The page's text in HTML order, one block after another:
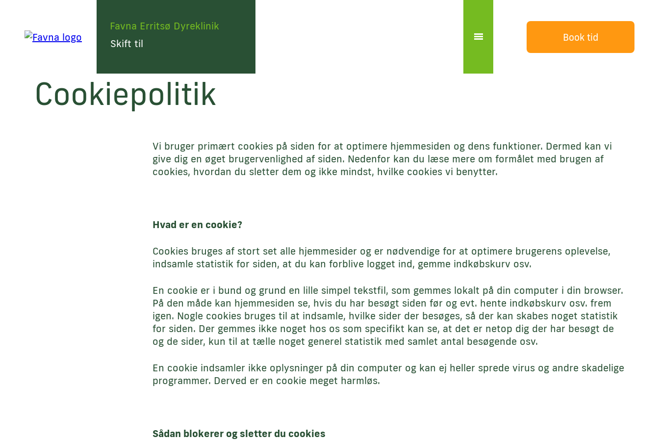
Favna Erritsø Dyreklinik
Book tid
Cookiepolitik
Vi bruger primært cookies på siden for at optimere hjemmesiden og dens funktioner. Dermed kan vi
give dig en øget brugervenlighed af siden. Nedenfor kan du læse mere om formålet med brugen af
cookies, hvordan du sletter dem og ikke mindst, hvilke cookies vi benytter.
Hvad er en cookie?
Cookies bruges af stort set alle hjemmesider og er nødvendige for at optimere brugerens oplevelse,
indsamle statistik for siden, at du kan forblive logget ind, gemme indkøbskurv osv.
En cookie er i bund og grund en lille simpel tekstfil, som gemmes lokalt på din computer i din browser.
På den måde kan hjemmesiden se, hvis du har besøgt siden før og evt. hente indkøbskurv osv. frem
igen. Nogle cookies bruges til at indsamle, hvilke sider der besøges, så der kan skabes noget statistik
for siden. Der gemmes ikke noget hos os som specifikt kan se, at det er netop dig der har besøgt de
og de sider, kun til at tælle noget generel statistik med samlet antal besøgende osv.
En cookie indsamler ikke oplysninger på din computer og kan ej heller sprede virus og andre skadelige
programmer. Derved er en cookie meget harmløs.
Sådan blokerer og sletter du cookies